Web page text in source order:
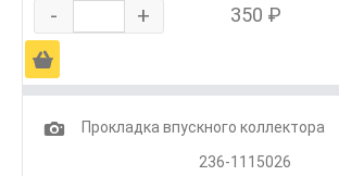
- + 350 ₽
Ä
1
Прокладка впускного коллектора
236-1115026